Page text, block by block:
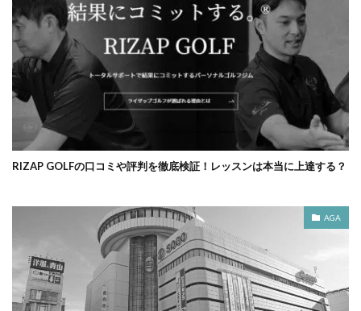
RIZAP GOLFの口コミや評判を徹底検証！レッスンは本当に上達する？
AGA